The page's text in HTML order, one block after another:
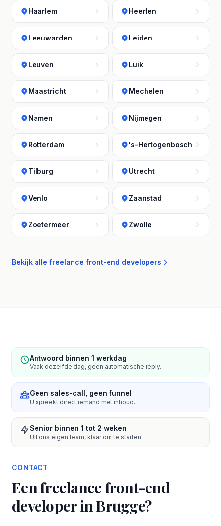
Haarlem Heerlen
Leeuwarden Leiden
Leuven Luik
Maastricht Mechelen
Namen Nijmegen
Rotterdam 's-Hertogenbosch
Tilburg Utrecht
Venlo Zaanstad
Zoetermeer Zwolle
Bekijk alle freelance front-end developers
Antwoord binnen 1 werkdag
Vaak dezelfde dag, geen automatische reply.
Geen sales-call, geen funnel
U spreekt direct iemand met inhoud.
Senior binnen 1 tot 2 weken
Uit ons eigen team, klaar om te starten.
CONTACT
Een freelance front-end
developer in Brugge?